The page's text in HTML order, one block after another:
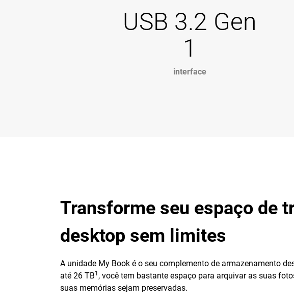
USB 3.2 Gen
1
interface
Transforme seu espaço de
desktop sem limites
A unidade My Book é o seu complemento de armazenamento
até 26 TB1 , você tem bastante espaço para arquivar as suas
suas memórias sejam preservadas.